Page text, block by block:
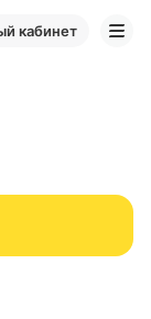
кабинет